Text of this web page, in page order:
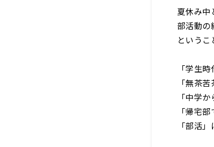
夏休み中
部活動の
というこ
「学生
「無茶
「中学
「帰宅
「部活